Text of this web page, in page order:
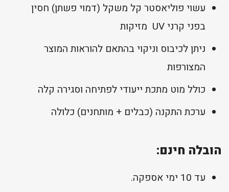
עשוי פוליאסטר קל משקל (דמוי פשתן) חסין
בפני קרני UV מזיקות
ניתן לכיבוס וניקוי בהתאם להוראות המוצר
המצורפות
כולל מוט מתכת ייעודי לפתיחה וסגירה קלה
ערכת התקנה (כבלים + מותחנים) כלולה
הובלה חינם:
עד 10 ימי אספקה.